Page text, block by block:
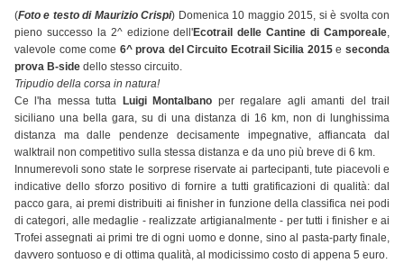
(Foto e testo di Maurizio Crispi) Domenica 10 maggio 2015, si è svolta con
pieno successo la 2^ edizione dell'Ecotrail delle Cantine di Camporeale,
valevole come come 6^ prova del Circuito Ecotrail Sicilia 2015eseconda
prova B-side dello stesso circuito.
Tripudio della corsa in natura!
Ce l'ha messa tutta
Luigi Montalbano per regalare agli amanti del trail
siciliano una bella gara, su di una distanza di 16 km, non di lunghissima
distanza ma dalle pendenze decisamente impegnative, affiancata dal
walktrail non competitivo sulla stessa distanza e da uno più breve di 6 km.
Innumerevoli sono state le sorprese riservate ai partecipanti, tute piacevoli e
indicative dello sforzo positivo di fornire a tutti gratificazioni di qualità: dal
pacco gara, ai premi distribuiti ai finisher in funzione della classifica nei podi
di categori, alle medaglie - realizzate artigianalmente - per tutti i finisher e ai
Trofei assegnati ai primi tre di ogni uomo e donne, sino al pasta-party finale,
davvero sontuoso e di ottima qualità, al modicissimo costo di appena 5 euro.